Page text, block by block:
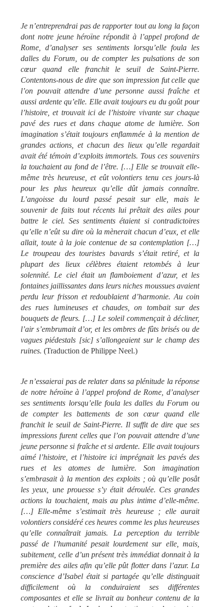
Je n’entreprendrai pas de rapporter tout au long la façon
dont notre jeune héroïne répondit à l’appel profond de
Rome, d’analyser ses sentiments lorsqu’elle foula les
dalles du Forum, ou de compter les pulsations de son
cœur quand elle franchit le seuil de Saint-Pierre.
Contentons-nous de dire que son impression fut celle que
l’on pouvait attendre d’une personne aussi fraîche et
aussi ardente qu’elle. Elle avait toujours eu du goût pour
l’histoire, et trouvait ici de l’histoire vivante sur chaque
pavé des rues et dans chaque atome de lumière. Son
imagination s’était toujours enflammée à la mention de
grandes actions, et chacun des lieux qu’elle regardait
avait été témoin d’exploits immortels. Tous ces souvenirs
la touchaient au fond de l’être. […] Elle se trouvait elle-
même très heureuse, et eût volontiers tenu ces jours-là
pour les plus heureux qu’elle dût jamais connaître.
L’angoisse du lourd passé pesait sur elle, mais le
souvenir de faits tout récents lui prêtait des ailes pour
battre le ciel. Ses sentiments étaient si contradictoires
qu’elle n’eût su dire où la mènerait chacun d’eux, et elle
allait, toute à la joie contenue de sa contemplation […]
Le troupeau des touristes bavards s’était retiré, et la
plupart des lieux célèbres étaient retombés à leur
solennité. Le ciel était un flamboiement d’azur, et les
fontaines jaillissantes dans leurs niches moussues avaient
perdu leur frisson et redoublaient d’harmonie. Au coin
des rues lumineuses et chaudes, on tombait sur des
bouquets de fleurs. […] Le soleil commençait à décliner,
l’air s’embrumait d’or, et les ombres de fûts brisés ou de
vagues piédestals [sic] s’allongeaient sur le champ des
ruines. (Traduction de Philippe Neel.)
Je n’essaierai pas de relater dans sa plénitude la réponse
de notre héroïne à l’appel profond de Rome, d’analyser
ses sentiments lorsqu’elle foula les dalles du Forum ou
de compter les battements de son cœur quand elle
franchit le seuil de Saint-Pierre. Il suffit de dire que ses
impressions furent celles que l’on pouvait attendre d’une
jeune personne si fraîche et si ardente. Elle avait toujours
aimé l’histoire, et l’histoire ici imprégnait les pavés des
rues et les atomes de lumière. Son imagination
s’embrasait à la mention des exploits ; où qu’elle posât
les yeux, une prouesse s’y était déroulée. Ces grandes
actions la touchaient, mais au plus intime d’elle-même.
[…] Elle-même s’estimait très heureuse ; elle aurait
volontiers considéré ces heures comme les plus heureuses
qu’elle connaîtrait jamais. La perception du terrible
passé de l’humanité pesait lourdement sur elle, mais,
subitement, celle d’un présent très immédiat donnait à la
première des ailes afin qu’elle pût flotter dans l’azur. La
conscience d’Isabel était si partagée qu’elle distinguait
difficilement où la conduiraient ses différentes
composantes et elle se livrait au bonheur contenu de la